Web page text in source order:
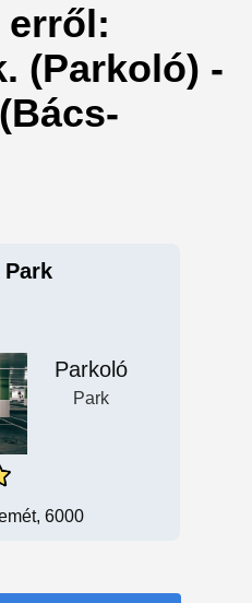
erről:
(Parkoló) -
Park
Parkoló
Park
6000